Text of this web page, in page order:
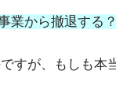
業から撤退する？
すが、もしも本